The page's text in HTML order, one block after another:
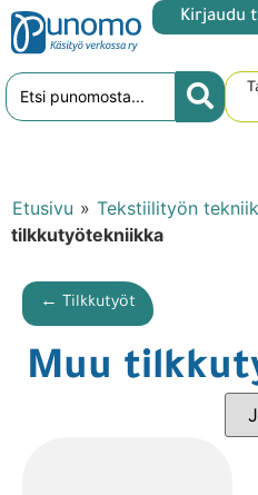
Kirjaudu
Etusivu » Tekstiilityön
tilkkutyötekniikka
← Tilkkutyöt
Muu